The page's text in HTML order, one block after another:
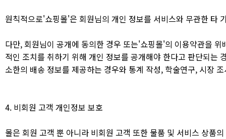
원칙적으로'쇼핑몰'은 회원님의 개인 정보를 서비스와 무관한 타
다만, 회원님이 공개에 동의한 경우 또는'쇼핑몰'의 이용약관을
적인 조치를 취하기 위해 개인 정보를 공개해야 한다고 판단되는
소한의 배송 정보를 제공하는 경우와 통계 작성, 학술연구, 시장
4. 비회원 고객 개인정보 보호
몰은 회원 고객 뿐 아니라 비회원 고객 또한 물품 및 서비스 상품